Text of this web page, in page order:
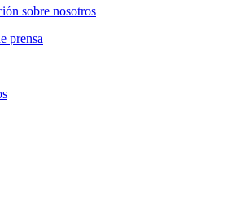
sobre nosotros
prensa